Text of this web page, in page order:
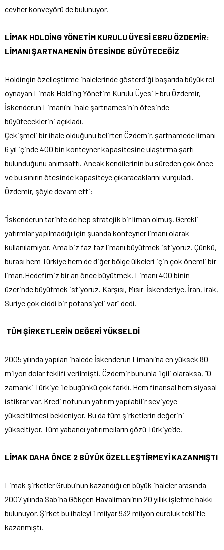
cevher konveyörü de bulunuyor.
LİMAK HOLDİNG YÖNETİM KURULU ÜYESİ EBRU ÖZDEMİR:
LİMANI ŞARTNAMENİN ÖTESİNDE BÜYÜTECEĞİZ
Holdingin özelleştirme ihalelerinde gösterdiği başarıda büyük rol
oynayan Limak Holding Yönetim Kurulu Üyesi Ebru Özdemir,
İskenderun Limanı’nı ihale şartnamesinin ötesinde
büyüteceklerini açıkladı.
Çekişmeli bir ihale olduğunu belirten Özdemir, şartnamede limanı
6 yıl içinde 400 bin konteyner kapasitesine ulaştırma şartı
bulunduğunu anımsattı. Ancak kendilerinin bu süreden çok önce
ve bu sınırın ötesinde kapasiteye çıkaracaklarını vurguladı.
Özdemir, şöyle devam etti:
“İskenderun tarihte de hep stratejik bir liman olmuş. Gerekli
yatırmlar yapılmadığı için şuanda konteyner limanı olarak
kullanılamıyor. Ama biz faz faz limanı büyütmek istiyoruz. Çünkü,
burası hem Türkiye hem de diğer bölge ülkeleri için çok önemli bir
liman.Hedefimiz bir an önce büyütmek. Limanı 400 binin
üzerinde büyütmek istiyoruz. Karşısı, Mısır-İskenderiye. İran, Irak,
Suriye çok ciddi bir potansiyeli var” dedi.
TÜM ŞİRKETLERİN DEĞERİ YÜKSELDİ
2005 yılında yapılan ihalede İskenderun Limanı’na en yüksek 80
milyon dolar teklifi verilmişti. Özdemir bununla ilgili olaraksa, “O
zamanki Türkiye ile bugünkü çok farklı. Hem finansal hem siyasal
istikrar var. Kredi notunun yatırım yapılabilir seviyeye
yükseltilmesi bekleniyor. Bu da tüm şirketlerin değerini
yükseltiyor. Tüm yabancı yatırımcıların gözü Türkiye’de.
LİMAK DAHA ÖNCE 2 BÜYÜK ÖZELLEŞTİRMEYİ KAZANMIŞTI
Limak şirketler Grubu’nun kazandığı en büyük ihaleler arasında
2007 yılında Sabiha Gökçen Havalimanı’nın 20 yıllık işletme hakkı
bulunuyor. Şirket bu ihaleyi 1 milyar 932 milyon euroluk teklifle
kazanmıştı.